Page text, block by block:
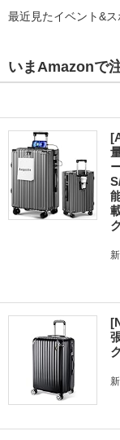
最近見たイベント&ス
いまAmazonで